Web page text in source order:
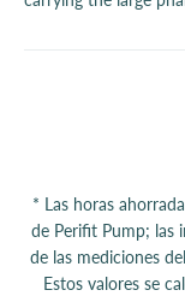
* Las horas
de Perifit Pump; las
de las mediciones
Estos valores se